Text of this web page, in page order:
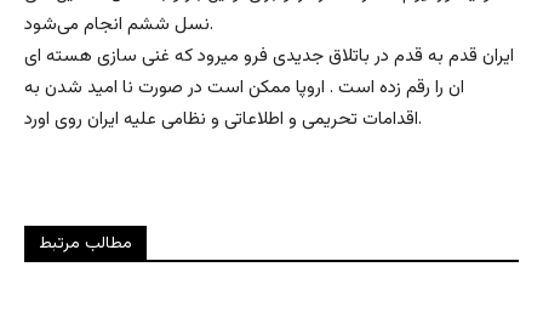
نسل ششم انجام می‌شود.
ایران قدم به قدم در باتلاق جدیدی فرو میرود که غنی سازی هسته ای
ان را رقم زده است . اروپا ممکن است در صورت نا امید شدن به
اقدامات تحریمی و اطلاعاتی و نظامی علیه ایران روی اورد.
مطالب مرتبط